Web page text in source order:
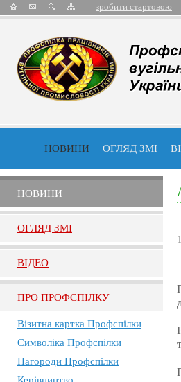
зробити стартовою
НОВИНИ ОГЛЯД ЗМІ
НОВИНИ
ОГЛЯД ЗМI
ВIДЕО
ПРО ПРОФСПIЛКУ
Візитна картка Профспілки
Символіка Профспілки
Нагороди Профспілки